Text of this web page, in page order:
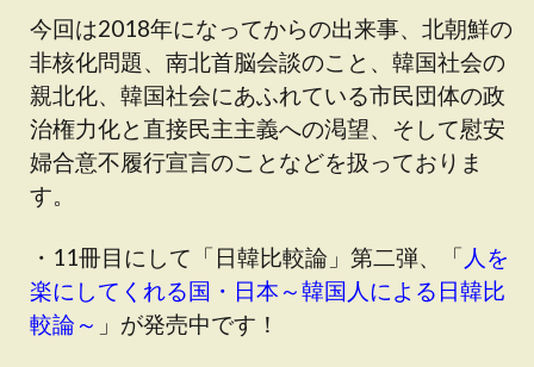
今回は2018年になってからの出来事、北朝鮮の
非核化問題、南北首脳会談のこと、韓国社会の
親北化、韓国社会にあふれている市民団体の政
治権力化と直接民主主義への渇望、そして慰安
婦合意不履行宣言のことなどを扱っておりま
す。
・11冊目にして「日韓比較論」第二弾、「 人を
楽にしてくれる国・日本～韓国人による日韓比
較論～ 」が発売中です！